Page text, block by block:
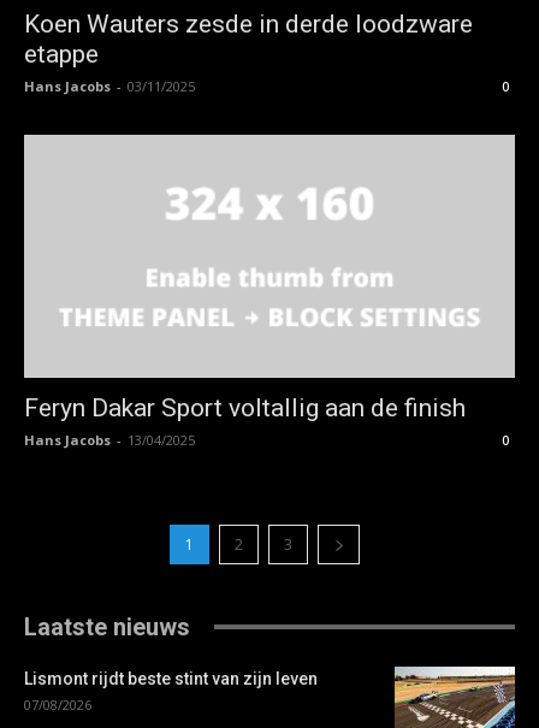
Koen Wauters zesde in derde loodzware
etappe
Hans Jacobs - 03/11/2025 0
Feryn Dakar Sport voltallig aan de finish
Hans Jacobs - 13/04/2025 0
1 2 3
Laatste nieuws
Lismont rijdt beste stint van zijn leven
07/08/2026